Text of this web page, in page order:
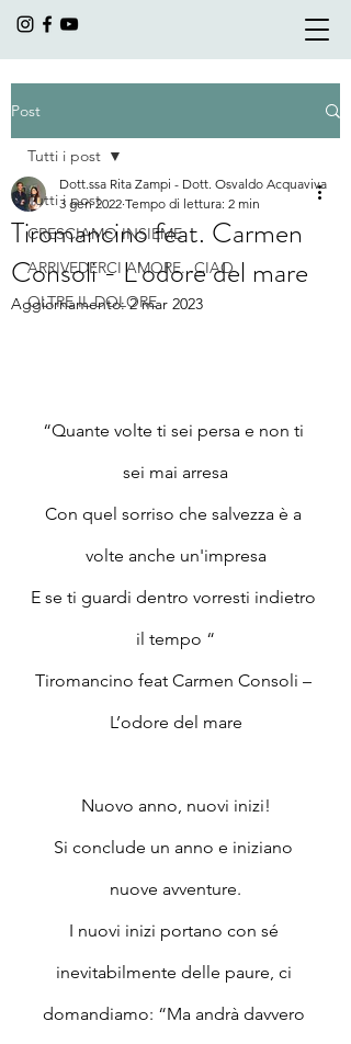
Post
Tutti i post
CRESCIAMO INSIEME
ARRIVEDERCI AMORE...CIAO
OLTRE IL DOLORE
Tutti i post
Tiromancino feat. Carmen
Consoli - L'odore del mare
Dott.ssa Rita Zampi - Dott. Osvaldo Acquaviva
3 gen 2022 Tempo di lettura: 2 min
Aggiornamento:2 mar 2023
“Quante volte ti sei persa e non ti
sei mai arresa
Con quel sorriso che salvezza è a
volte anche un'impresa
E se ti guardi dentro vorresti indietro
il tempo “
Tiromancino feat Carmen Consoli –
L’odore del mare
Nuovo anno, nuovi inizi!
Si conclude un anno e iniziano
nuove avventure.
I nuovi inizi portano con sé
inevitabilmente delle paure, ci
domandiamo: “Ma andrà davvero